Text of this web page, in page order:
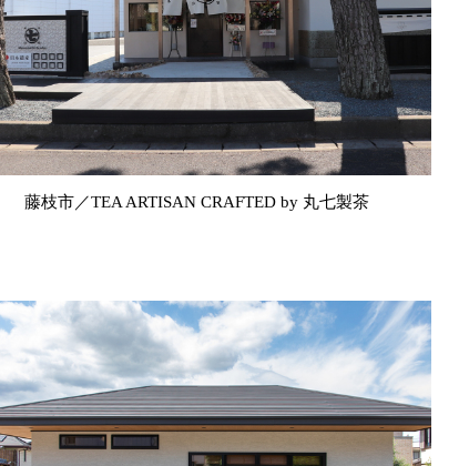
藤枝市／TEA ARTISAN CRAFTED by 丸七製茶